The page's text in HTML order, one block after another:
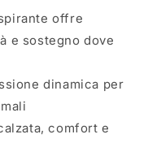
offre
e sostegno dove
dinamica per
comfort e